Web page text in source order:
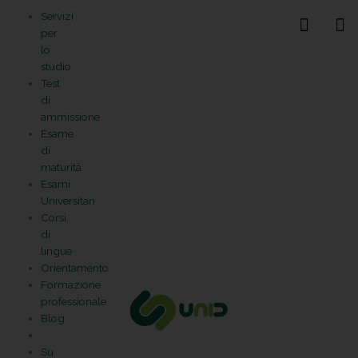
contenuto
Servizi
per
lo
studio
Test
di
ammissione
Esame
di
maturità
Esami
Universitari
Corsi
di
lingue
Orientamento
Formazione
professionale
Blog
Su